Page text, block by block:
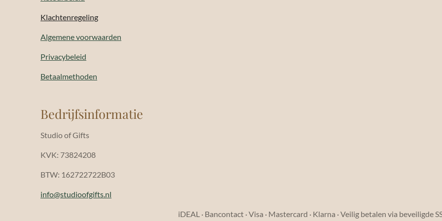
Klachtenregeling
Algemene voorwaarden
Privacybeleid
Betaalmethoden
Bedrijfsinformatie
Studio of Gifts
KVK: 73824208
BTW: 162722722B03
info@studioofgifts.nl
iDEAL · Bancontact · Visa · Mastercard · Klarna · Veilig betalen via beveiligde